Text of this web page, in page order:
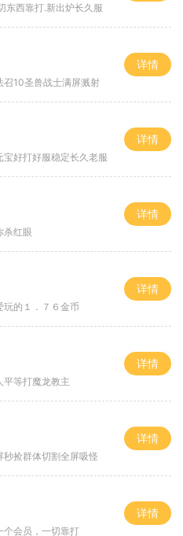
东西靠打.新出炉长久服
召10圣兽战士满屏溅射
详情
宝好打好服稳定长久老服
详情
杀红眼
详情
玩的１．７６金币
详情
平等打魔龙教主
详情
秒捡群体切割全屏吸怪
详情
会员，一切靠打
详情